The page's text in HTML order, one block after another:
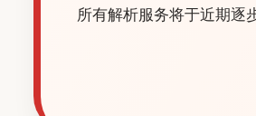
所有解析服务将于近期逐